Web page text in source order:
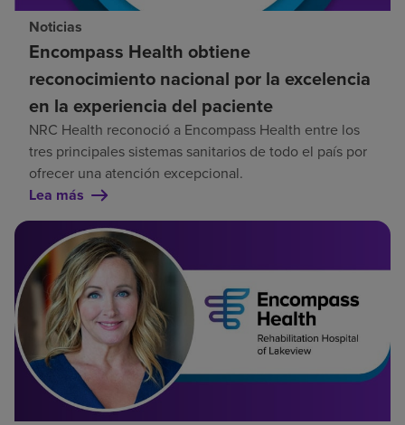
Noticias
Encompass Health obtiene
reconocimiento nacional por la excelencia
en la experiencia del paciente
NRC Health reconoció a Encompass Health entre los
tres principales sistemas sanitarios de todo el país por
ofrecer una atención excepcional.
Lea más